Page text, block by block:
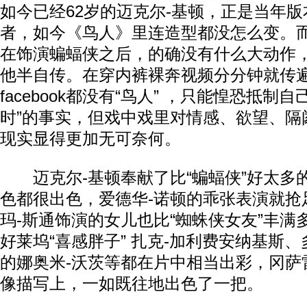
如今已经62岁的迈克尔-基顿，正是当年
者，如今《鸟人》里连造型都没怎么变。
在饰演蝙蝠侠之后，的确没有什么大动作
他半自传。在穿内裤裸奔视频分分钟就传
facebook都没有“鸟人” ，只能惶恐抵制自
时”的事实，但戏中戏里对情感、欲望、
现实显得更加无可奈何。
迈克尔-基顿奉献了比“蝙蝠侠”好太多
色都很出色，爱德华-诺顿的乖张表演就
玛-斯通饰演的女儿也比“蜘蛛侠女友”丰满
好莱坞“喜感胖子” 扎克-加利费安纳基斯
的娜奥米-沃茨等都在片中相当出彩，冈
像描写上，一如既往地出色了一把。